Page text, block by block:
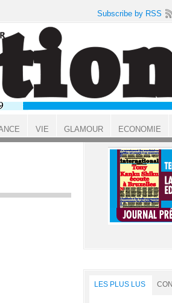
LES PLUS LUS
Subscribe by RSS
VIE GLAMOUR ECONOMIE